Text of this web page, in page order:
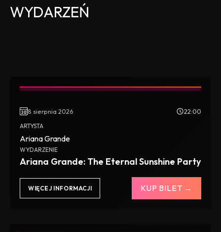
WYDARZEŃ
8 sierpnia 2026 22:00
ARTYSTA
Ariana Grande
WYDARZENIE
Ariana Grande: The Eternal Sunshine Party
WIĘCEJ INFORMACJI KUP BILET →